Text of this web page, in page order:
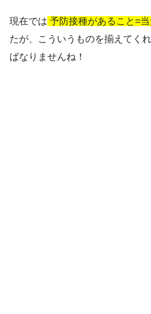
現在では 予防接種があること=
たが、こういうものを揃えてく
ばなりませんね！